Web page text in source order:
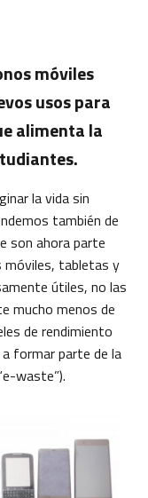
móviles
usos para
alimenta la
la vida sin
también de
son ahora parte
móviles, tabletas y
útiles, no las
mucho menos de
de rendimiento
formar parte de la
waste”).